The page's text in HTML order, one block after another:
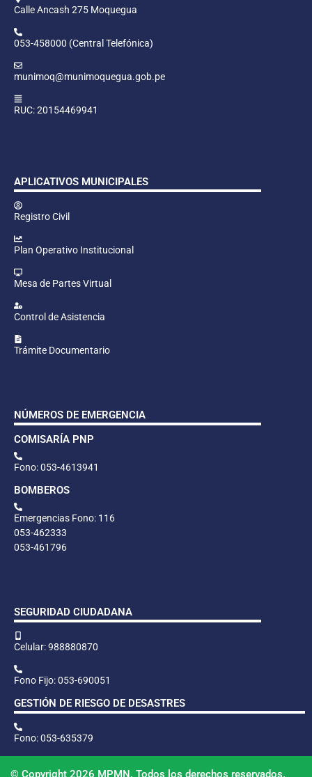
Calle Ancash 275 Moquegua
053-458000 (Central Telefónica)
munimoq@munimoquegua.gob.pe
RUC: 20154469941
APLICATIVOS MUNICIPALES
Registro Civil
Plan Operativo Institucional
Mesa de Partes Virtual
Control de Asistencia
Trámite Documentario
NÚMEROS DE EMERGENCIA
COMISARÍA PNP
Fono: 053-4613941
BOMBEROS
Emergencias Fono: 116
053-462333
053-461796
SEGURIDAD CIUDADANA
Celular: 988880870
Fono Fijo: 053-690051
GESTIÓN DE RIESGO DE DESASTRES
Fono: 053-635379
© Copyright 2026 MPMN. Todos los derechos reservados.